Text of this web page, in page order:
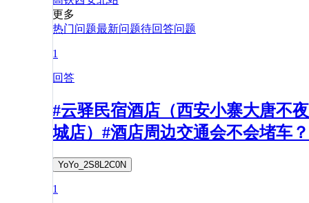
更多
热门问题最新问题待回答问题
1
回答
#云驿民宿酒店（西安小寨大唐不夜
城店）#酒店周边交通会不会堵车？
YoYo_2S8L2C0N
1